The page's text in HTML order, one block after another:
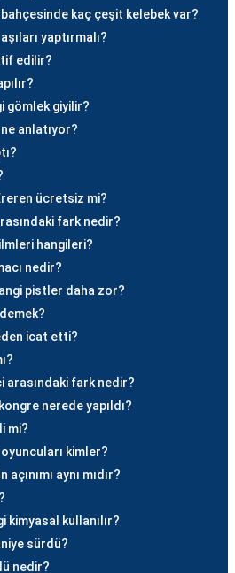
kaç çeşit kelebek var?
yaptırmalı?
edilir?
gömlek giyilir?
anlatıyor?
ücretsiz mi?
fark nedir?
hangileri?
nedir?
pistler daha zor?
icat etti?
fark nedir?
nerede yapıldı?
mi?
kimler?
aynı mıdır?
kimyasal kullanılır?
sürdü?
nedir?